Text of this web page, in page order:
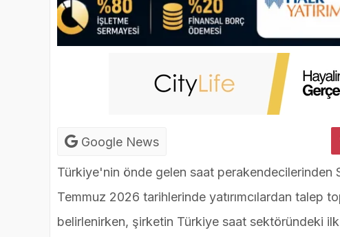
Google News
Türkiye'nin önde gelen saat
Temmuz 2026 tarihlerinde yatırımcılardan talep
belirlenirken, şirketin Türkiye saat sektöründeki